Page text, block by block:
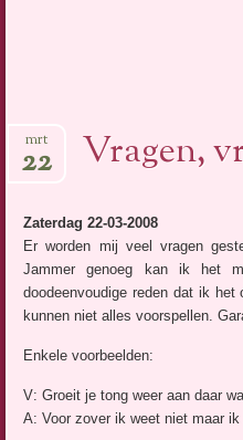
Vragen,
mrt
22
Zaterdag 22-03-2008
Er worden mij veel vragen
Jammer genoeg kan ik het
doodeenvoudige reden dat ik
kunnen niet alles voorspellen.
Enkele voorbeelden:
V: Groeit je tong weer aan daar
A: Voor zover ik weet niet maar